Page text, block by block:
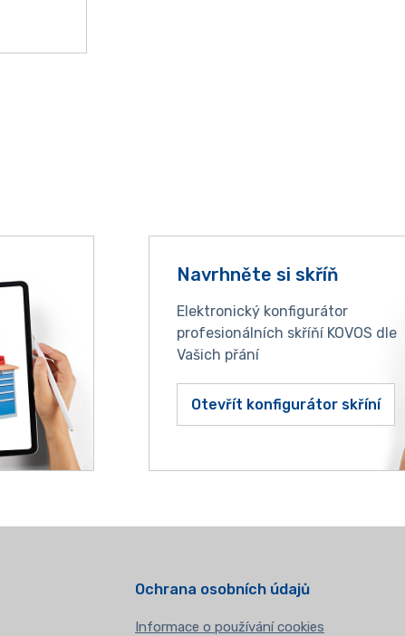
Navrhněte si skříň
Elektronický konfigurátor
profesionálních skříňí KOVOS dle
Vašich přání
Otevřít konfigurátor skříní
Ochrana osobních údajů
Informace o používání cookies